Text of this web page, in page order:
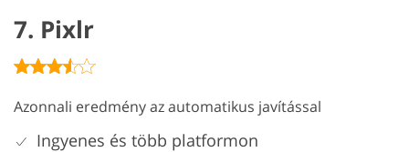
7. Pixlr
Azonnali eredmény az automatikus javítással
Ingyenes és több platformon